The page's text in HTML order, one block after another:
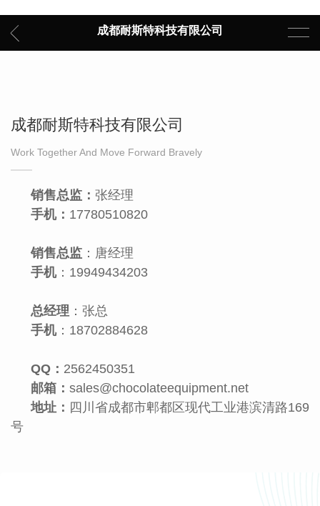
成都耐斯特科技有限公司
成都耐斯特科技有限公司
Work Together And Move Forward Bravely
销售总监： 张经理
手机： 17780510820
销售总监 ：唐经理
手机：19949434203
总经理 ：张总
手机：18702884628
QQ： 2562450351
邮箱： sales@chocolateequipment.net
地址： 四川省成都市郫都区现代工业港滨清路169
号